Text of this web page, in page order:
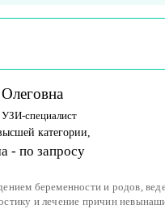
УЗИ-специалист
категории,
- по запросу
беременности и родов,
и лечение причин